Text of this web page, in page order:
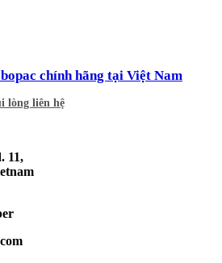
chính hãng tại Việt Nam
lòng liên hệ
11,